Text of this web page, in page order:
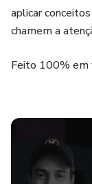
aplicar
chamem a
Feito 100% em